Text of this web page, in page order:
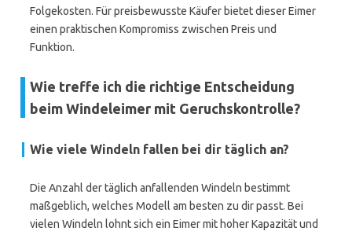
Folgekosten. Für preisbewusste Käufer bietet dieser Eimer
einen praktischen Kompromiss zwischen Preis und
Funktion.
Wie treffe ich die richtige Entscheidung
beim Windeleimer mit Geruchskontrolle?
Wie viele Windeln fallen bei dir täglich an?
Die Anzahl der täglich anfallenden Windeln bestimmt
maßgeblich, welches Modell am besten zu dir passt. Bei
vielen Windeln lohnt sich ein Eimer mit hoher Kapazität und